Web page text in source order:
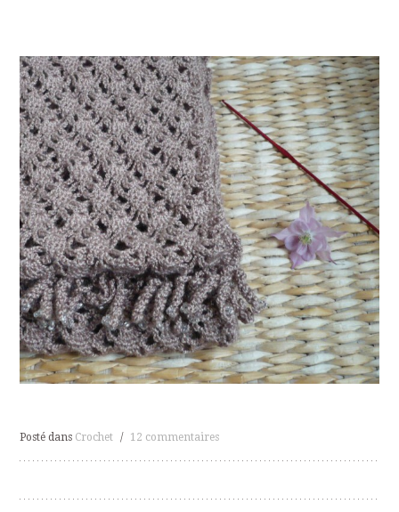
Posté dans Crochet / 12 commentaires